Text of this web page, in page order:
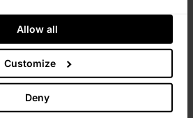
Allow all
Customize
Deny